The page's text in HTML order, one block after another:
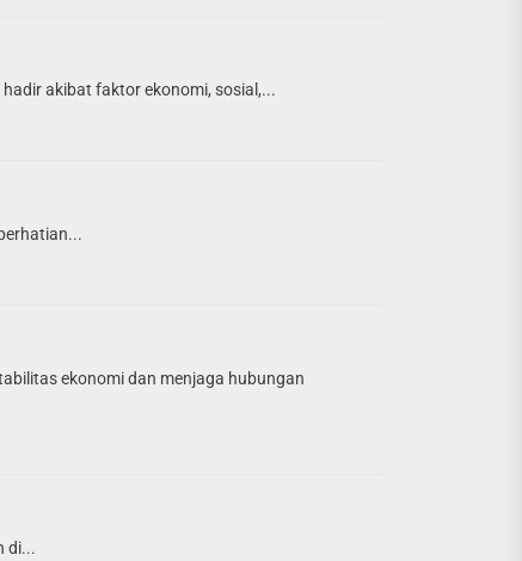
akibat faktor ekonomi, sosial,...
ekonomi dan menjaga hubungan
di...